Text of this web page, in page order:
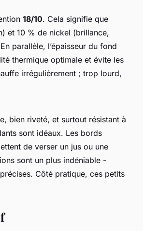
18/10. Cela signifie que
et 10 % de nickel (brillance,
parallèle, l’épaisseur du fond
thermique optimale et évite les
irrégulièrement ; trop lourd,
bien riveté, et surtout résistant à
sont idéaux. Les bords
de verser un jus ou une
sont un plus indéniable -
Côté pratique, ces petits